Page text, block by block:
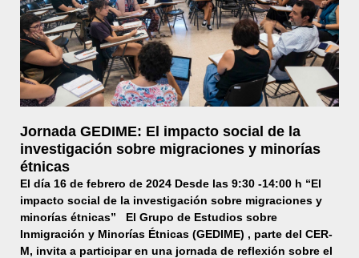
Jornada GEDIME: El impacto social de la
investigación sobre migraciones y minorías
étnicas
El día 16 de febrero de 2024 Desde las 9:30 -14:00 h “El
impacto social de la investigación sobre migraciones y
minorías étnicas” El Grupo de Estudios sobre
Inmigración y Minorías Étnicas (GEDIME) , parte del CER-
M, invita a participar en una jornada de reflexión sobre el